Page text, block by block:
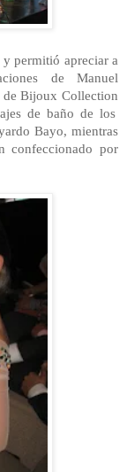
permitió apreciar a
de Manuel
de Bijoux Collection
de baño de los
Bayo, mientras
confeccionado por